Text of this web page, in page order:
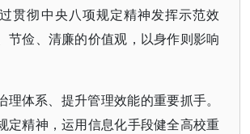
贯彻中央八项规定精神发挥示范效
节俭、清廉的价值观，以身作则影响
理体系、提升管理效能的重要抓手。
定精神，运用信息化手段健全高校重